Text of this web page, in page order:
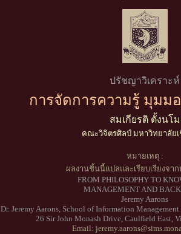
ปรัชญาวิเคราะห์
การจัดการความรู้ มุมม
สมเกียรติ ตั้งนโม
คณะวิจิตรศิลป์ มหาวิทยาลัย
หมายเหตุ :
ผลงานชิ้นนี้แปลและเรียบเรียงจา
FROM PHILOSOPHY TO
MANAGEMENT AND
Jeremy Aarons
Dr. Jeremy Aarons, School of Information
26 Sir John Monash Drive, Caulfield East,
Email: